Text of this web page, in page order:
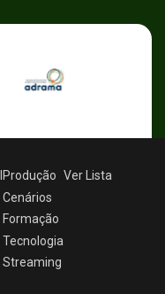
Produção
Cenários
Formação
Tecnologia
Streaming
Ver Lista